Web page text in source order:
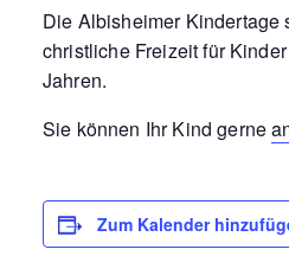
Die Albisheimer Kindertage
christliche Freizeit für
Jahren.
Sie können Ihr Kind gerne
Zum Kalender